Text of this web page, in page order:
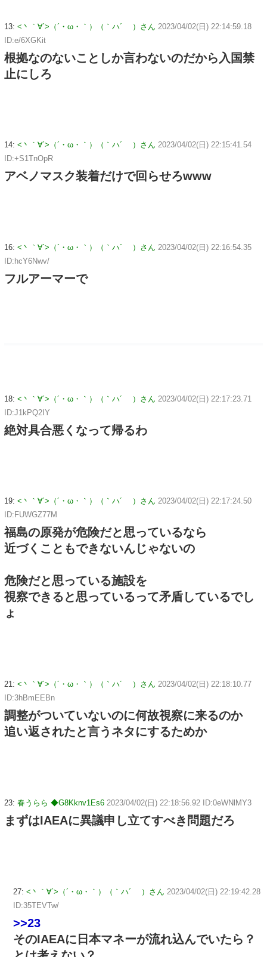
13: <丶｀∀´>（´・ω・｀）（｀ハ´ ）さん 2023/04/02(日) 22:14:59.18
ID:e/6XGKit
根拠なのないことしか言わないのだから入国禁
止にしろ
14: <丶｀∀´>（´・ω・｀）（｀ハ´ ）さん 2023/04/02(日) 22:15:41.54
ID:+S1TnOpR
アベノマスク装着だけで回らせろwww
16: <丶｀∀´>（´・ω・｀）（｀ハ´ ）さん 2023/04/02(日) 22:16:54.35
ID:hcY6Nwv/
フルアーマーで
18: <丶｀∀´>（´・ω・｀）（｀ハ´ ）さん 2023/04/02(日) 22:17:23.71
ID:J1kPQ2IY
絶対具合悪くなって帰るわ
19: <丶｀∀´>（´・ω・｀）（｀ハ´ ）さん 2023/04/02(日) 22:17:24.50
ID:FUWGZ77M
福島の原発が危険だと思っているなら
近づくこともできないんじゃないの
危険だと思っている施設を
視察できると思っているって矛盾しているでし
ょ
21: <丶｀∀´>（´・ω・｀）（｀ハ´ ）さん 2023/04/02(日) 22:18:10.77
ID:3hBmEEBn
調整がついていないのに何故視察に来るのか
追い返されたと言うネタにするためか
23: 春うらら ◆G8Kknv1Es6 2023/04/02(日) 22:18:56.92 ID:0eWNlMY3
まずはIAEAに異議申し立てすべき問題だろ
27: <丶｀∀´>（´・ω・｀）（｀ハ´ ）さん 2023/04/02(日) 22:19:42.28
ID:35TEVTw/
>>23
そのIAEAに日本マネーが流れ込んでいたら？